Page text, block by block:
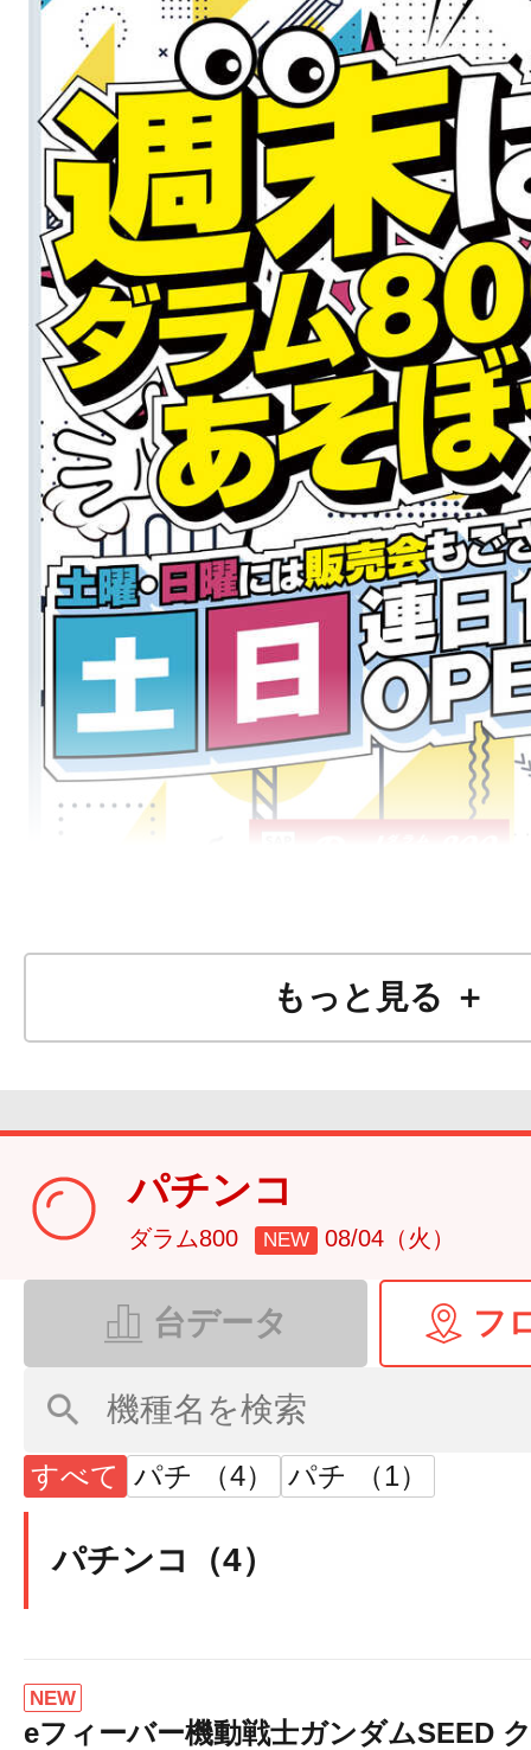
もっと見る ＋
パチンコ
ダラム800 NEW 08/04（火）
台データ フ
すべて パチ （4） パチ （1）
パチンコ（4）
NEW
eフィーバー機動戦士ガンダムSEED ク